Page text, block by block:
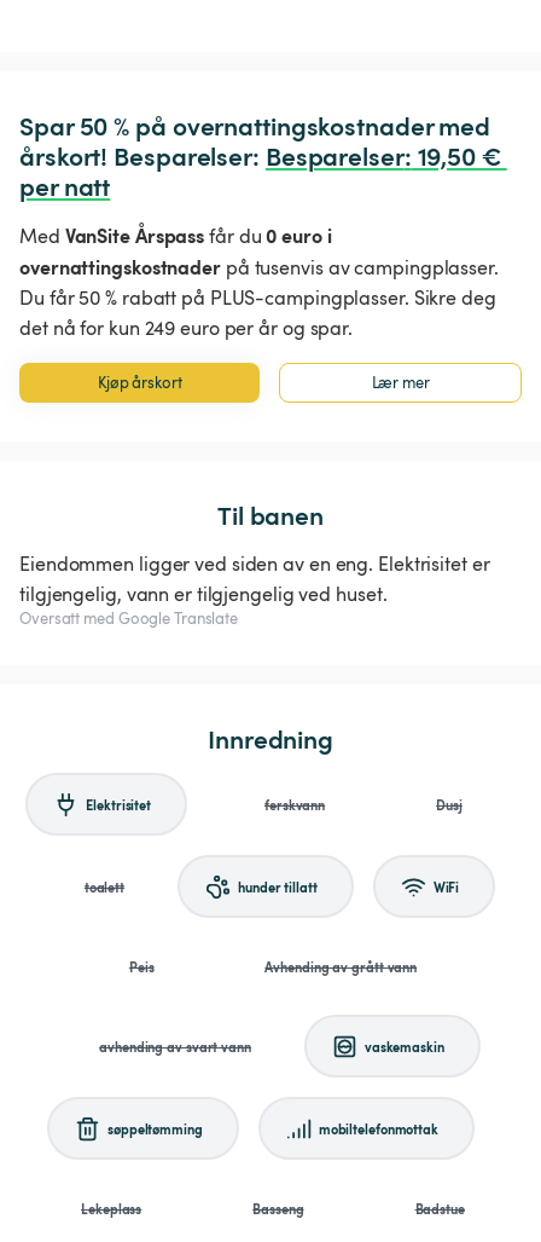
Spar 50 % på overnattingskostnader med
årskort! Besparelser: Besparelser: 19,50 €
per natt
Med VanSite Årspassfår du0 euro i
overnattingskostnaderpå tusenvis av campingplasser.
Du får 50 % rabatt på PLUS-campingplasser. Sikre deg
det nå for kun 249 euro per år og spar.
Kjøp årskort Lær mer
Til banen
Eiendommen ligger ved siden av en eng. Elektrisitet er
tilgjengelig, vann er tilgjengelig ved huset.
Oversatt med Google Translate
Innredning
Elektrisitet ferskvann Dusj
toalett hunder tillatt WiFi
Peis Avhending av grått vann
avhending av svart vann vaskemaskin
søppeltømming mobiltelefonmottak
Lekeplass Basseng Badstue